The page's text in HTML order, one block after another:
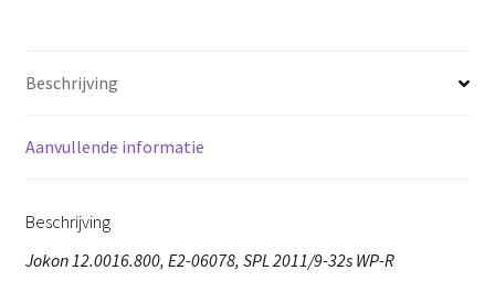
Beschrijving
Aanvullende informatie
Beschrijving
Jokon 12.0016.800, E2-06078, SPL 2011/9-32s WP-R